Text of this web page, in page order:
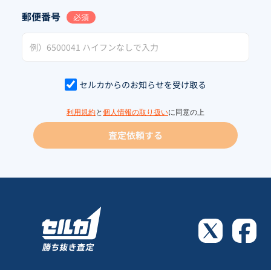
郵便番号 必須
セルカからのお知らせを受け取る
利用規約と 個人情報の取り扱いに同意の上
査定依頼する